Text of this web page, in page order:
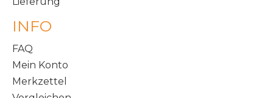
INFO
FAQ
Mein Konto
Merkzettel